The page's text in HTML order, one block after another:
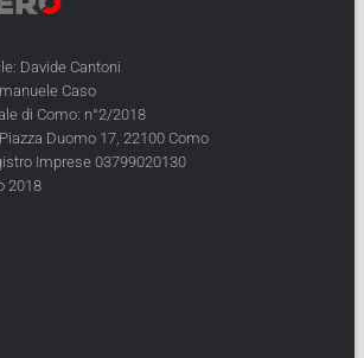
Davide Cantoni
Caso
di Como: n°2/2018
Duomo 17, 22100 Como
Imprese 03799020130
2018